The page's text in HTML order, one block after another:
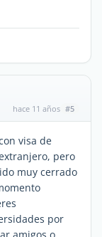
hace 11 años #5
visa de
pero
muy cerrado
por